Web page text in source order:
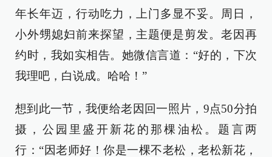
年长年迈，行动吃力，上门多显不妥。周日，
小外甥媳妇前来探望，主题便是剪发。老因再
约时，我如实相告。她微信言道：“好的，下次
我理吧，白说成。哈哈！”
想到此一节，我便给老因回一照片，9点50分拍
摄，公园里盛开新花的那棵油松。题言两
行：“因老师好！你是一棵不老松，老松新花，